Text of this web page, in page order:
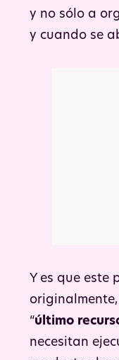
y no sólo a
y cuando se
Y es que este
“último
necesitan